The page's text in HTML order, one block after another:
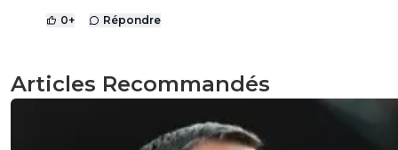
0+ Répondre
Articles Recommandés